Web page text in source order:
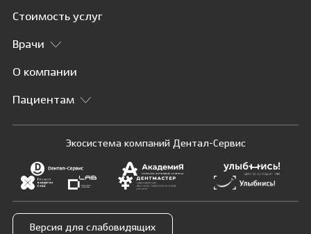
Стоимость услуг
Врачи
О компании
Пациентам
Экосистема компаний Дентал-Сервис
Версия для слабовидящих